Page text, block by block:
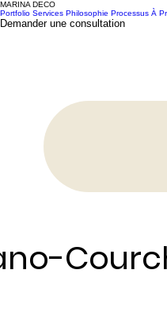
MARINA DECO
Portfolio Services Philosophie Processus À
Demander une consultation